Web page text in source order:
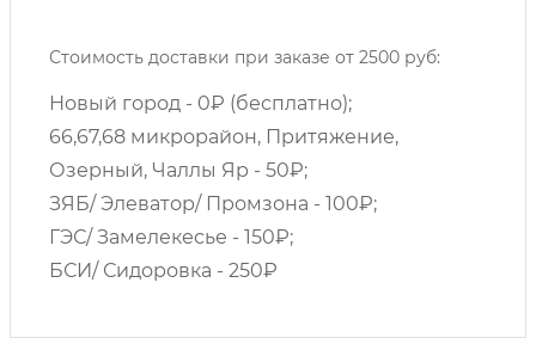
Стоимость доставки при заказе от 2500 руб:
Новый город - 0₽ (бесплатно);
66,67,68 микрорайон, Притяжение,
Озерный, Чаллы Яр - 50₽;
ЗЯБ/ Элеватор/ Промзона - 100₽;
ГЭС/ Замелекесье - 150₽;
БСИ/ Сидоровка - 250₽